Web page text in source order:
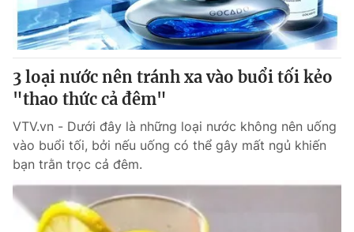
Theo dõi báo trên
Cơ quan chủ quản:Đài Truyền hình Việt Nam
Cơ quan báo chí:Thời báo VTV
Giấy phép hoạt động báo in và báo điện tử số 483/GP-BTTTT
cấp ngày 29/12/2023
Tổng Biên tập:
Vũ Thanh Thủy
Phó Tổng Biên tập:Nguyễn Thị Mỹ Hạnh, Phạm Quốc Thắng,
Tổng đài VTV:
024.38 355 931 - 024.38 355 932
Ðiện thoại Thời báo VTV:
024.66 897 897
3 loại nước nên tránh xa vào buổi tối kẻo
"thao thức cả đêm"
VTV.vn - Dưới đây là những loại nước không nên uống
vào buổi tối, bởi nếu uống có thể gây mất ngủ khiến
bạn trằn trọc cả đêm.